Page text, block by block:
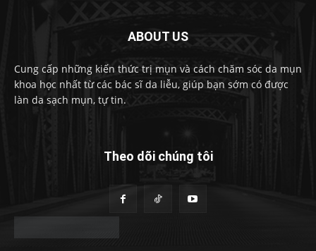
ABOUT US
Cung cấp những kiến thức trị mụn và cách chăm sóc da mụn
khoa học nhất từ các bác sĩ da liễu, giúp bạn sớm có được
làn da sạch mụn, tự tin.
Theo dõi chúng tôi